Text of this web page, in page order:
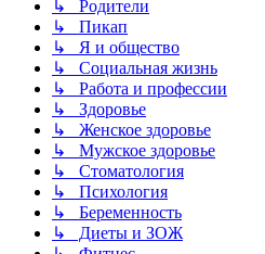
↳ Родители
↳ Пикап
↳ Я и общество
↳ Социальная жизнь
↳ Работа и профессии
↳ Здоровье
↳ Женское здоровье
↳ Мужское здоровье
↳ Стоматология
↳ Психология
↳ Беременность
↳ Диеты и ЗОЖ